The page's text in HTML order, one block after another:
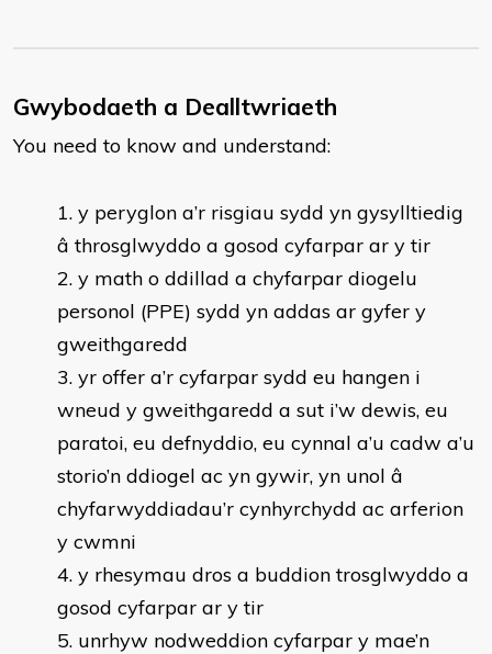
Gwybodaeth a Dealltwriaeth
You need to know and understand:
​y peryglon a’r risgiau sydd yn gysylltiedig
â throsglwyddo a gosod cyfarpar ar y tir
y math o ddillad a chyfarpar diogelu
personol (PPE) sydd yn addas ar gyfer y
gweithgaredd
yr offer a’r cyfarpar sydd eu hangen i
wneud y gweithgaredd a sut i’w dewis, eu
paratoi, eu defnyddio, eu cynnal a’u cadw a’u
storio’n ddiogel ac yn gywir, yn unol â
chyfarwyddiadau’r cynhyrchydd ac arferion
y cwmni
y rhesymau dros a buddion trosglwyddo a
gosod cyfarpar ar y tir
unrhyw nodweddion cyfarpar y mae’n